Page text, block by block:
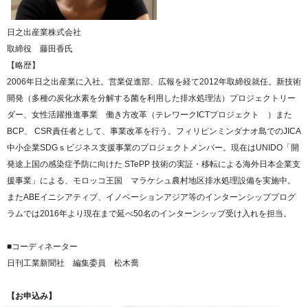
日之出産業株式会社
取締役 藤田香氏
【略歴】
2006年日之出産業に入社。営業促進部、広報を経て2012年取締役就任。新技術
開発（多種の炭化水素を分解する菌を利用した排水処理法）プロジェクトリー
ダー、女性活躍推進事業 働き方改革（テレワークICTプロジェクト ）また
BCP、 CSR責任者として、事業改革を行う。フィリピンミンダナオ島でのJICA
中小企業SDGｓビジネス支援事業のプロジェクトメンバー。現在はUNIDO「開
発途上国の感染症予防に向けた STePP 技術の実証・移転による海外日本企業支
援事業」による、モロッコ王国 マラケシュ農村地区排水処理設備を実施中。
またABEイニシアティブ、イノベーションアジア等のインターンシッププログ
ラムでは2016年より現在まで延べ50名のインターンシップ受け入れを担当。
■コーディネーター
日刊工業新聞社 編集委員 松木喬
【お申込み】